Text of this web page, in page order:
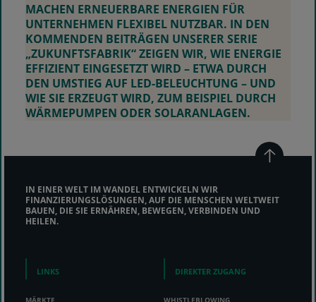
MACHEN ERNEUERBARE ENERGIEN FÜR
UNTERNEHMEN FLEXIBEL NUTZBAR. IN DEN
KOMMENDEN BEITRÄGEN UNSERER SERIE
„ZUKUNFTSFABRIK“ ZEIGEN WIR, WIE ENERGIE
EFFIZIENT EINGESETZT WIRD – ETWA DURCH
DEN UMSTIEG AUF LED-BELEUCHTUNG – UND
WIE SIE ERZEUGT WIRD, ZUM BEISPIEL DURCH
WÄRMEPUMPEN ODER SOLARANLAGEN.
IN EINER WELT IM WANDEL ENTWICKELN WIR
FINANZIERUNGSLÖSUNGEN, AUF DIE MENSCHEN WELTWEIT
BAUEN, DIE SIE ERNÄHREN, BEWEGEN, VERBINDEN UND
HEILEN.
LINKS
MÄRKTE
DIREKTER ZUGANG
WHISTLEBLOWING